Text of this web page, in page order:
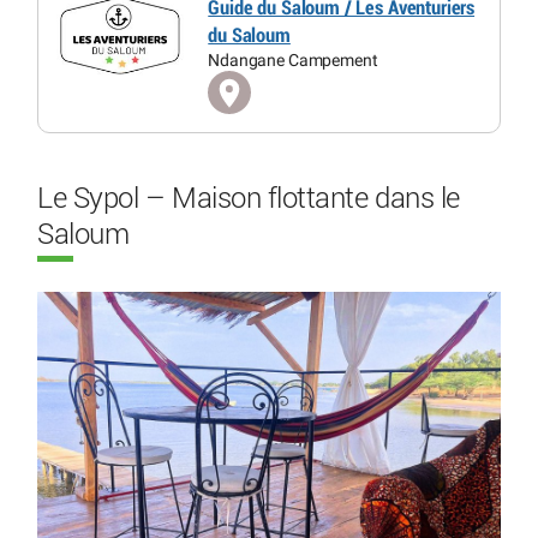
Guide du Saloum / Les Aventuriers
du Saloum
Ndangane Campement
Le Sypol – Maison flottante dans le
Saloum